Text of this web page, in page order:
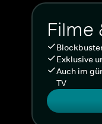
Filme
Exklusive
Auch im
TV